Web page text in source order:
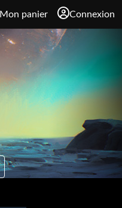
Mon panier Connexion